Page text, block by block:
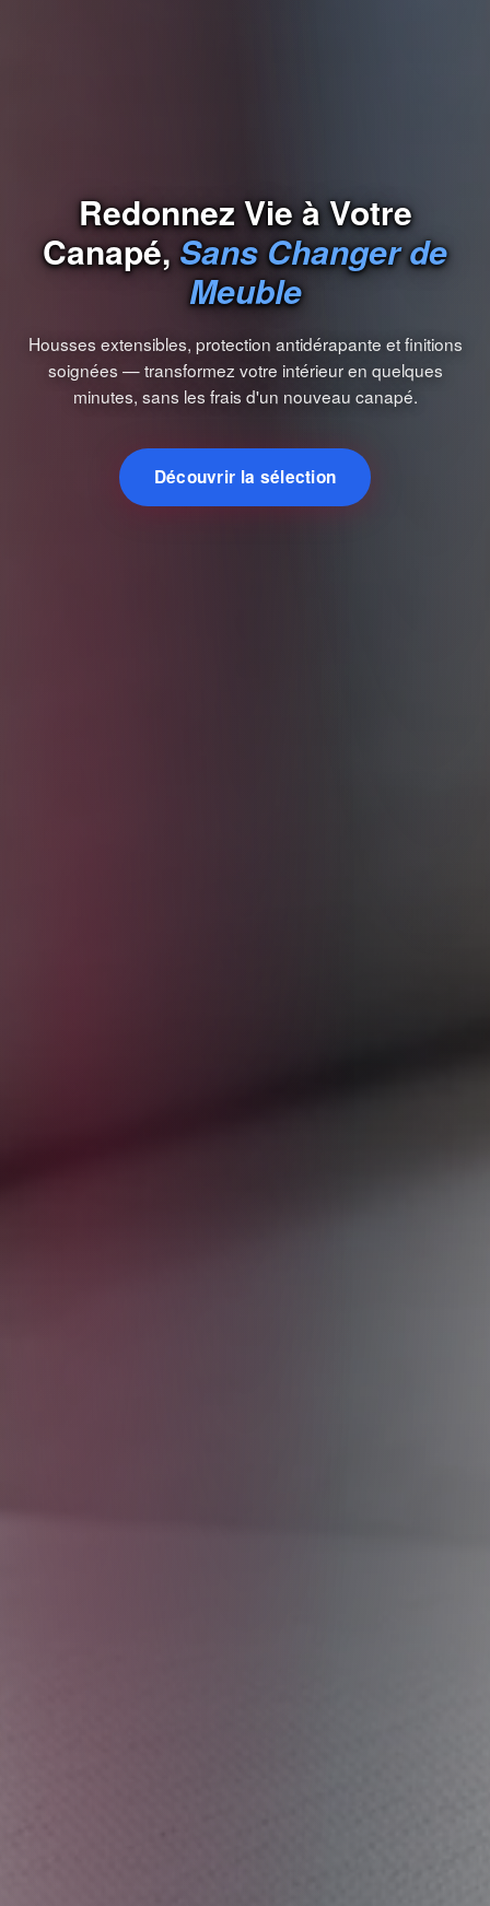
Redonnez Vie à Votre
Canapé,Sans Changer de
Meuble
Housses extensibles, protection antidérapante et finitions
soignées — transformez votre intérieur en quelques
minutes, sans les frais d'un nouveau canapé.
Découvrir la sélection